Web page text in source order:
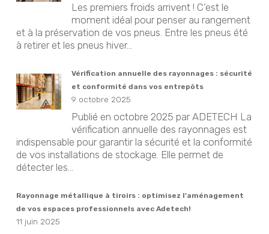
Les premiers froids arrivent ! C’est le
moment idéal pour penser au rangement
et à la préservation de vos pneus. Entre les pneus été
à retirer et les pneus hiver...
Vérification annuelle des rayonnages : sécurité
et conformité dans vos entrepôts
9 octobre 2025
Publié en octobre 2025 par ADETECH La
vérification annuelle des rayonnages est
indispensable pour garantir la sécurité et la conformité
de vos installations de stockage. Elle permet de
détecter les...
Rayonnage métallique à tiroirs : optimisez l’aménagement
de vos espaces professionnels avec Adetech!
11 juin 2025